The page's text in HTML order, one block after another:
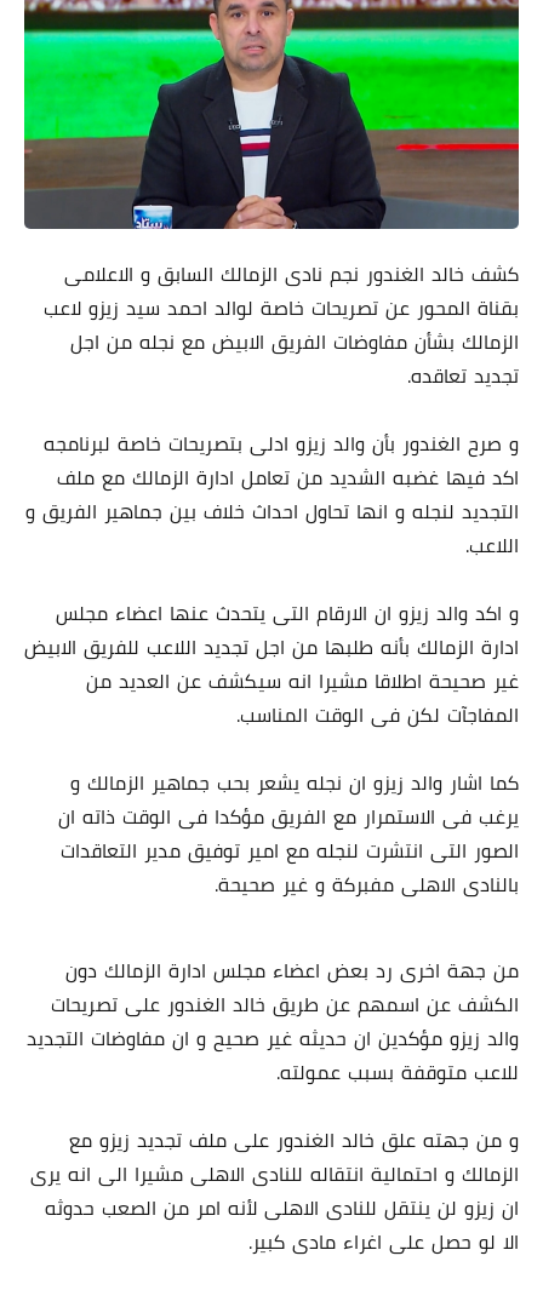
كشف خالد الغندور نجم نادى الزمالك السابق و الاعلامى
بقناة المحور عن تصريحات خاصة لوالد احمد سيد زيزو لاعب
الزمالك بشأن مفاوضات الفريق الابيض مع نجله من اجل
تجديد تعاقده.
و صرح الغندور بأن والد زيزو ادلى بتصريحات خاصة لبرنامجه
اكد فيها غضبه الشديد من تعامل ادارة الزمالك مع ملف
التجديد لنجله و انها تحاول احداث خلاف بين جماهير الفريق و
اللاعب.
و اكد والد زيزو ان الارقام التى يتحدث عنها اعضاء مجلس
ادارة الزمالك بأنه طلبها من اجل تجديد اللاعب للفريق الابيض
غير صحيحة اطلاقا مشيرا انه سيكشف عن العديد من
المفاجآت لكن فى الوقت المناسب.
كما اشار والد زيزو ان نجله يشعر بحب جماهير الزمالك و
يرغب فى الاستمرار مع الفريق مؤكدا فى الوقت ذاته ان
الصور التى انتشرت لنجله مع امير توفيق مدير التعاقدات
بالنادى الاهلى مفبركة و غير صحيحة.
من جهة اخرى رد بعض اعضاء مجلس ادارة الزمالك دون
الكشف عن اسمهم عن طريق خالد الغندور على تصريحات
والد زيزو مؤكدين ان حديثه غير صحيح و ان مفاوضات التجديد
للاعب متوقفة بسبب عمولته.
و من جهته علق خالد الغندور على ملف تجديد زيزو مع
الزمالك و احتمالية انتقاله للنادى الاهلى مشيرا الى انه يرى
ان زيزو لن ينتقل للنادى الاهلى لأنه امر من الصعب حدوثه
الا لو حصل على اغراء مادى كبير.